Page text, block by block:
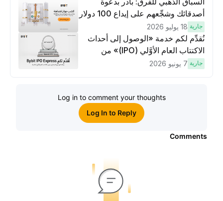
أصدقائك وشجِّعهم على إيداع 100 دولار
لكسَب مكافآت مُضاعَفة
جارية 18 يوليو 2026
نُقدِّم لكم خدمة «الوصول إلى أحداث
الاكتتاب العام الأوَّلي (IPO)» من
Bybit، بوابتك للوصول المبكر إلى فرص
جارية 7 يونيو 2026
Log in to comment your thoughts
Log In to Reply
Comments